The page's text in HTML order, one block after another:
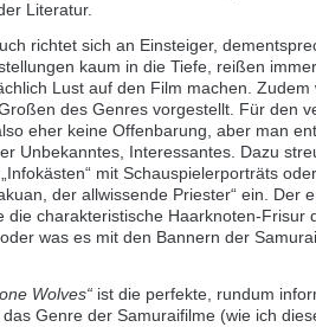
Literatur.
richtet sich an Einsteiger,
kaum in die Tiefe, reißen
Lust auf den Film machen. Zudem
des Genres vorgestellt. Für den
eher keine Offenbarung, aber man
Unbekanntes, Interessantes. Dazu
mit Schauspielerporträts
der allwissende Priester“ ein. Der
die charakteristische Haarknoten-Frisur
was es mit den Bannern der
Wolves“ ist die perfekte, rundum
das Genre der Samuraifilme (wie ich